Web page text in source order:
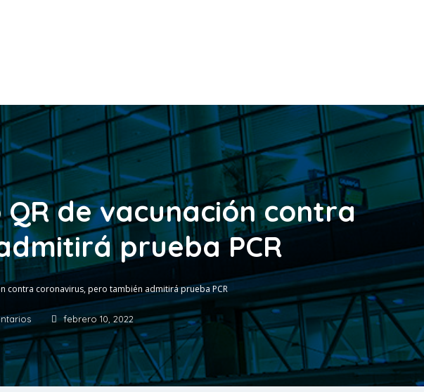
de vacunación contra
prueba PCR
contra coronavirus, pero también admitirá prueba PCR
febrero 10, 2022